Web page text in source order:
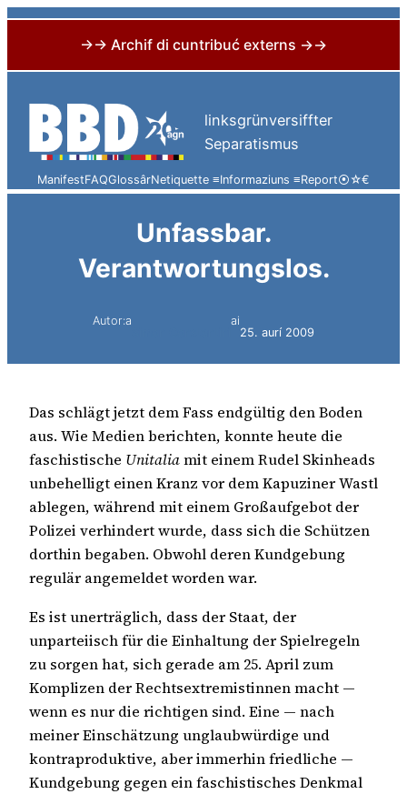
→→ Archif di cuntribuć externs →→
content
linksgrünversiffter
Separatismus
ManifestFAQGlossârNetiquette ≡Informaziuns ≡Report⦿☆€
Unfassbar.
Verantwortungslos.
Autor:a
ai
25. aurí 2009
Das schlägt jetzt dem Fass endgültig den Boden
aus. Wie Medien berichten, konnte heute die
faschistische Unitaliamit einem Rudel Skinheads
unbehelligt einen Kranz vor dem Kapuziner Wastl
ablegen, während mit einem Großaufgebot der
Polizei verhindert wurde, dass sich die Schützen
dorthin begaben. Obwohl deren Kundgebung
regulär angemeldet worden war.
Es ist unerträglich, dass der Staat, der
unparteiisch für die Einhaltung der Spielregeln
zu sorgen hat, sich gerade am 25. April zum
Komplizen der Rechtsextremistinnen macht —
wenn es nur die richtigen sind. Eine — nach
meiner Einschätzung unglaubwürdige und
kontraproduktive, aber immerhin friedliche —
Kundgebung gegen ein faschistisches Denkmal